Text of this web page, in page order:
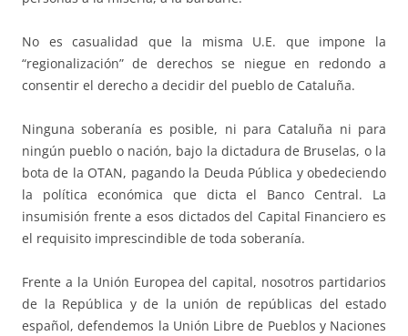
No es casualidad que la misma U.E. que impone la
“regionalización” de derechos se niegue en redondo a
consentir el derecho a decidir del pueblo de Cataluña.
Ninguna soberanía es posible, ni para Cataluña ni para
ningún pueblo o nación, bajo la dictadura de Bruselas, o la
bota de la OTAN, pagando la Deuda Pública y obedeciendo
la política económica que dicta el Banco Central. La
insumisión frente a esos dictados del Capital Financiero es
el requisito imprescindible de toda soberanía.
Frente a la Unión Europea del capital, nosotros partidarios
de la República y de la unión de repúblicas del estado
español, defendemos la Unión Libre de Pueblos y Naciones